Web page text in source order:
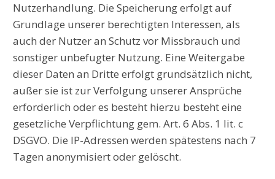
Nutzerhandlung. Die Speicherung erfolgt auf
Grundlage unserer berechtigten Interessen, als
auch der Nutzer an Schutz vor Missbrauch und
sonstiger unbefugter Nutzung. Eine Weitergabe
dieser Daten an Dritte erfolgt grundsätzlich nicht,
außer sie ist zur Verfolgung unserer Ansprüche
erforderlich oder es besteht hierzu besteht eine
gesetzliche Verpflichtung gem. Art. 6 Abs. 1 lit. c
DSGVO. Die IP-Adressen werden spätestens nach 7
Tagen anonymisiert oder gelöscht.